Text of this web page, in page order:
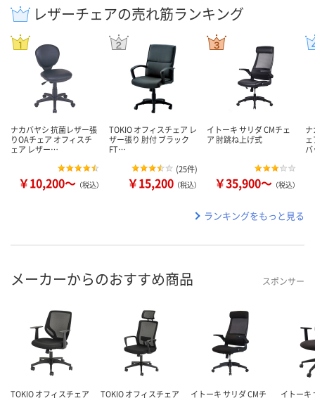
レザーチェアの売れ筋ランキング
ナカバヤシ 抗菌レザー張
りOAチェア オフィスチ
ェア レザー…
￥10,200～ （税込）
TOKIO オフィスチェア レ
ザー張り 肘付 ブラック
FT…
(25件)
￥15,200 （税込）
イトーキ サリダ CMチェ
ア 肘跳ね上げ式
￥35,900～ （税込）
ランキングをもっと見る
メーカーからのおすすめ商品 スポンサー
TOKIO オフィスチェア
TOKIO オフィスチェア
イトーキ サリダ CMチ
イトーキ